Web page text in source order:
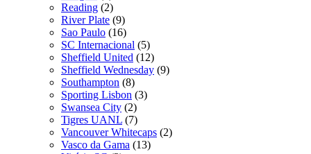
Reading (2)
River Plate (9)
Sao Paulo (16)
SC Internacional (5)
Sheffield United (12)
Sheffield Wednesday (9)
Southampton (8)
Sporting Lisbon (3)
Swansea City (2)
Tigres UANL (7)
Vancouver Whitecaps (2)
Vasco da Gama (13)